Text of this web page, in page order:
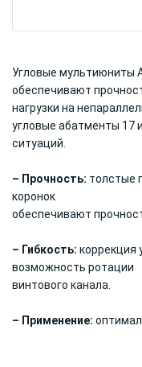
Угловые мультиюниты
обеспечивают
нагрузки на
угловые абатменты 17
ситуаций.
– Прочность: толстые
коронок
обеспечивают
– Гибкость: коррекция
возможность ротации
винтового канала.
– Применение: